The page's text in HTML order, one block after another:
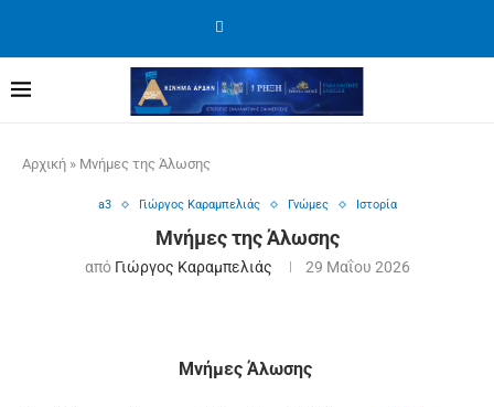
Αρχική » Μνήμες της Άλωσης
a3 Γιώργος Καραμπελιάς Γνώμες Ιστορία
Μνήμες της Άλωσης
από Γιώργος Καραμπελιάς 29 Μαΐου 2026
Μνήμες Άλωσης